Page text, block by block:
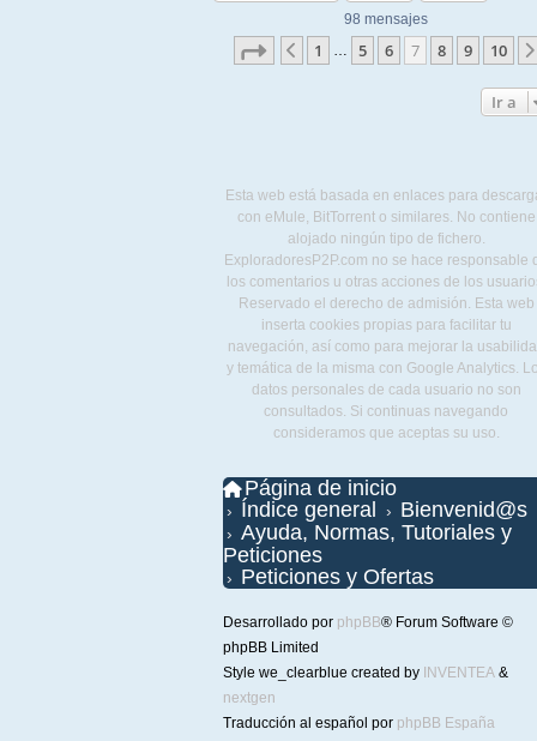
98 mensajes
Página de 10
Anterior
1 … 5 6 7 8 9 10
Ir a
Esta web está basada en enlaces para
con eMule, BitTorrent o similares. No contiene
alojado ningún tipo de fichero.
ExploradoresP2P.com no se hace responsable
los comentarios u otras acciones de los
Reservado el derecho de admisión. Esta web
inserta cookies propias para facilitar tu
navegación, así como para mejorar la
y temática de la misma con Google Analytics.
datos personales de cada usuario no son
consultados. Si continuas navegando
consideramos que aceptas su uso.
Página de inicio
Índice general
Bienvenid@s
Ayuda, Normas, Tutoriales y
Peticiones
Peticiones y Ofertas
Desarrollado por phpBB® Forum Software ©
phpBB Limited
Style we_clearblue created by INVENTEA &
nextgen
Traducción al español por phpBB España